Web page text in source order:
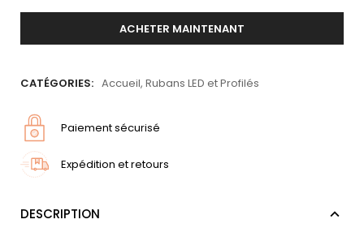
ACHETER MAINTENANT
CATÉGORIES: Accueil, Rubans LED et Profilés
Paiement sécurisé
Expédition et retours
DESCRIPTION